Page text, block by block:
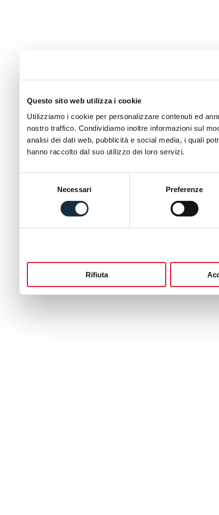
Questo sito web utilizza i cookie
Utilizziamo i cookie per personalizzare contenuti ed
nostro traffico. Condividiamo inoltre informazioni sul
analisi dei dati web, pubblicità e social media, i quali
hanno raccolto dal suo utilizzo dei loro servizi.
Necessari Preferenze
Rifiuta